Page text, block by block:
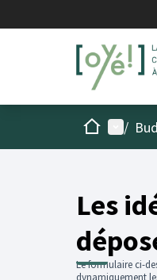
AccueilMenu
/
Les
Le formulaire ci-
dynamiquement